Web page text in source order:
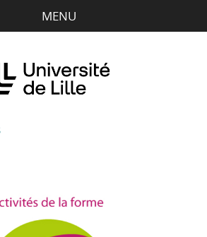
au
Aller
au
Aller
à
MENU